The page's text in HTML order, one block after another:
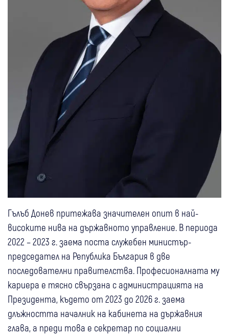
Гълъб Донев притежава значителен опит в най-
високите нива на държавното управление. В периода
2022 – 2023 г. заема поста служебен министър-
председател на Република България в две
последователни правителства. Професионалната му
кариера е тясно свързана с администрацията на
Президента, където от 2023 до 2026 г. заема
длъжността началник на кабинета на държавния
глава, а преди това е секретар по социални